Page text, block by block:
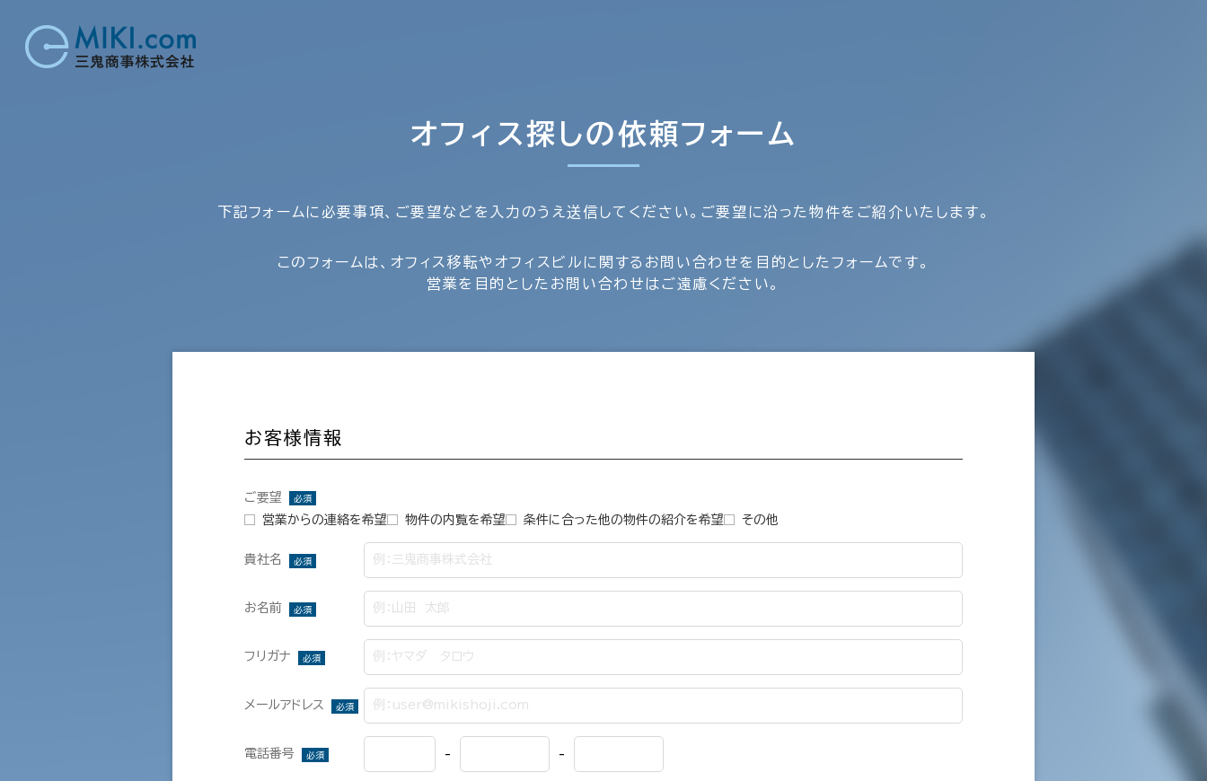
オフィス探しの依頼フォーム
下記フォームに必要事項、ご要望などを入力のうえ送信してください。ご要望に沿った物件をご紹介いたします。
このフォームは、オフィス移転やオフィスビルに関するお問い合わせを目的としたフォームです。
営業を目的としたお問い合わせはご遠慮ください。
お客様情報
ご要望 必須
営業からの連絡を希望 物件の内覧を希望 条件に合った他の物件の紹介を希望 その他
貴社名 必須
お名前 必須
フリガナ 必須
メールアドレス 必須
電話番号 必須 - -